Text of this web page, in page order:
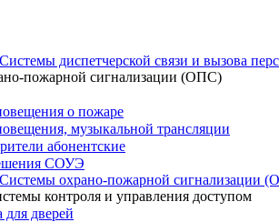
диспетчерской связи и вызова
пожарной сигнализации (ОПС)
о пожаре
музыкальной трансляции
абонентские
СОУЭ
Системы охрано-пожарной сигнализации
контроля и управления доступом
для дверей